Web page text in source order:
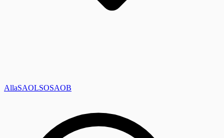
AllaSAOLSOSAOB